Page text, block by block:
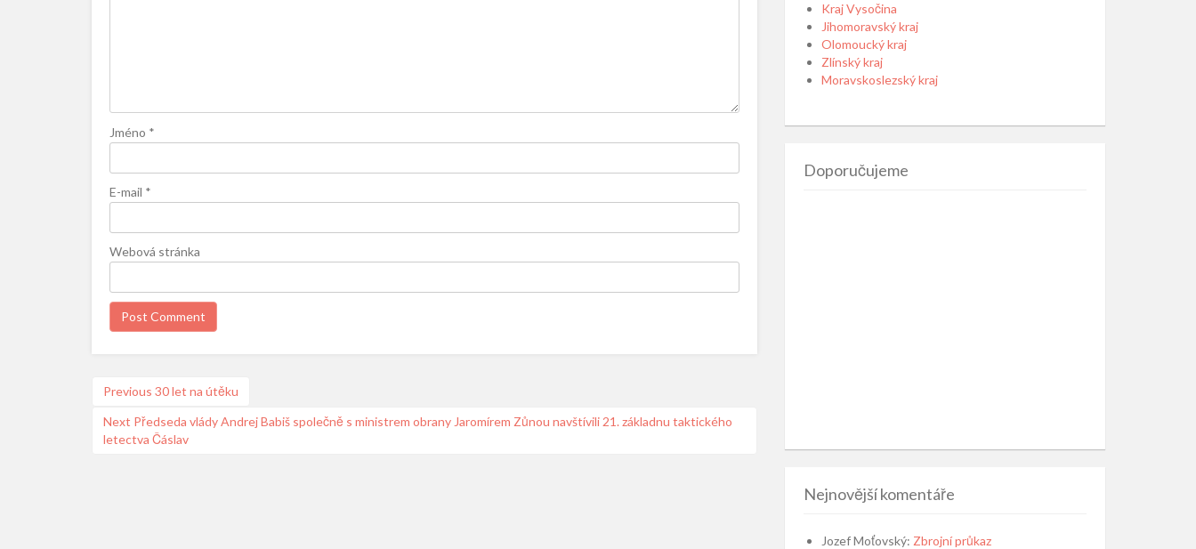
Jméno *
E-mail *
Webová stránka
Navigace
pro
příspěvek
Previous Previous
30 let na útěku
Next Next
post:
Předseda vlády Andrej Babiš společně s ministrem obrany Jaromírem Zůnou navštívili 21. základnu taktického
letectva Čáslav
Kraj Vysočina
Jihomoravský kraj
Olomoucký kraj
Zlínský kraj
Moravskoslezský kraj
Doporučujeme
Nejnovější komentáře
Jozef Moťovský: Zbrojní průkaz